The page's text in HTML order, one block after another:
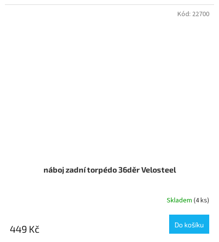
náboj zadní torpédo 36děr Velosteel
Skladem (4 ks)
449 Kč Do košíku
Kód: 22700